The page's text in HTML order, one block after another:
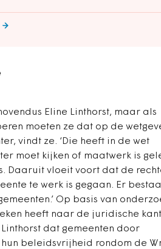
Eline Linthorst, maar als
moeten ze dat op de
vindt ze. ‘Die heeft in de wet
moet kijken of maatwerk is
Daaruit vloeit voort dat de
te werk is gegaan. Er
Op basis van
heeft naar de juridische
dat gemeenten door
beleidsvrijheid rondom de